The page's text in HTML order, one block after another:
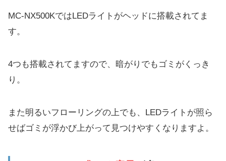
MC-NX500KではLEDライトがヘッドに搭載されてま
す。
4つも搭載されてますので、暗がりでもゴミがくっき
り。
また明るいフローリングの上でも、LEDライトが照ら
せばゴミが浮かび上がって見つけやすくなりますよ。